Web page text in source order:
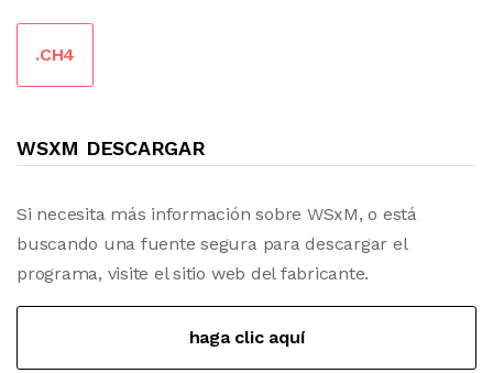
.CH4
WSXM DESCARGAR
Si necesita más información sobre WSxM, o está
buscando una fuente segura para descargar el
programa, visite el sitio web del fabricante.
haga clic aquí